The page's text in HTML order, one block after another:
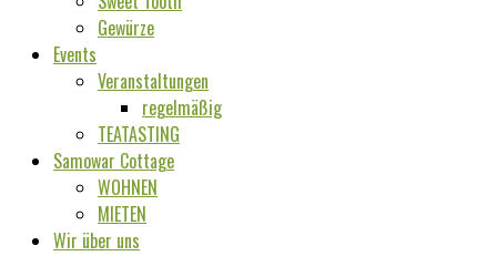
Gewürze
Events
Veranstaltungen
regelmäßig
TEATASTING
Samowar Cottage
WOHNEN
MIETEN
Wir über uns